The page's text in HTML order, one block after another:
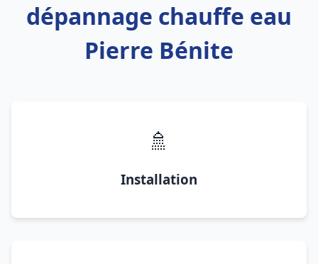
dépannage chauffe eau
Pierre Bénite
🚿
Installation